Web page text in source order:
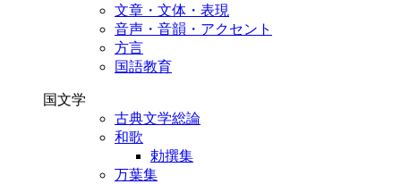
文章・文体・表現
音声・音韻・アクセント
方言
国語教育
国文学
古典文学総論
和歌
勅撰集
万葉集